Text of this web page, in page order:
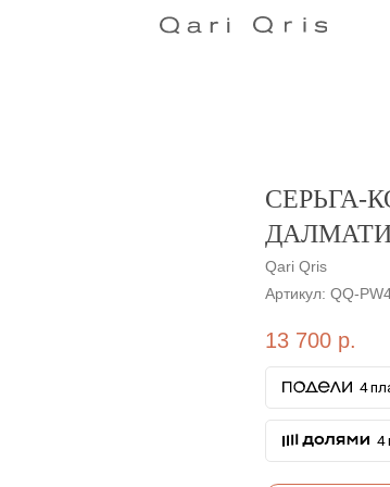
СЕРЬГА-
Qari Qris
Артикул: QQ-
13 700 р.
4
4